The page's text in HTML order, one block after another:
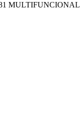
MULTIFUNCIONAL